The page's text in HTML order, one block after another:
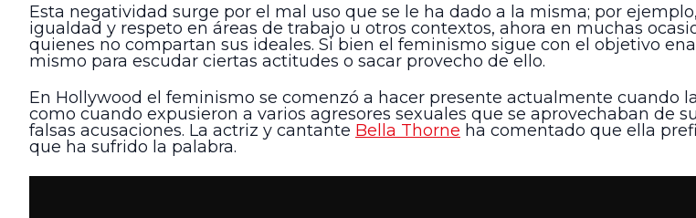
Esta negatividad surge por el mal uso que se le ha dado a la misma; por
igualdad y respeto en áreas de trabajo u otros contextos, ahora en muchas
quienes no compartan sus ideales. Si bien el feminismo sigue con el objetivo
mismo para escudar ciertas actitudes o sacar provecho de ello.
En Hollywood el feminismo se comenzó a hacer presente actualmente cuando
como cuando expusieron a varios agresores sexuales que se aprovechaban de
falsas acusaciones. La actriz y cantante Bella Thorne ha comentado que ella
que ha sufrido la palabra.